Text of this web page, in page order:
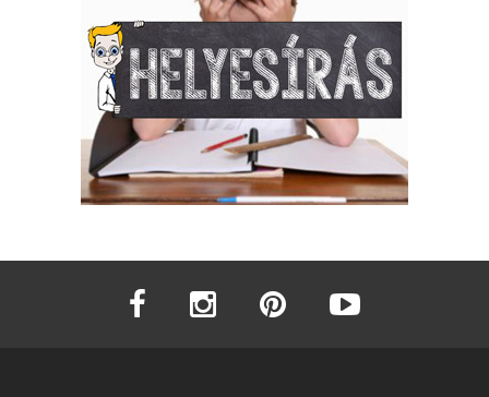
facebook instagram